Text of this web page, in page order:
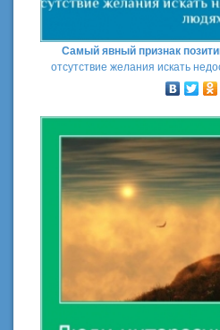
Самый явный признак
отсутствие желания искать